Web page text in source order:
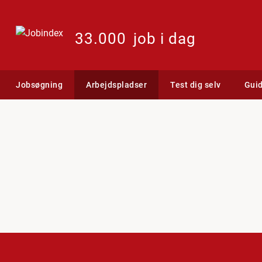
33.000 job i dag
Jobsøgning Arbejdspladser Test dig selv